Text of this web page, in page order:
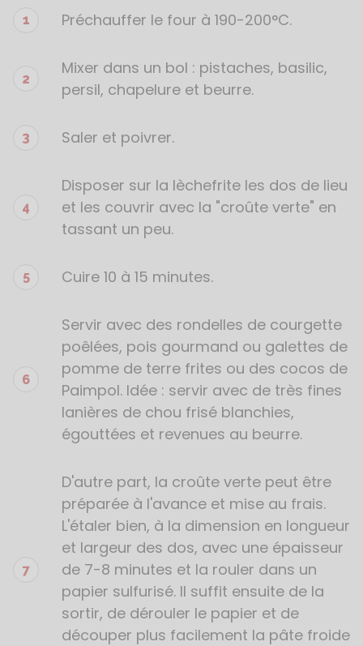
Étapes
recette
Préchauffer le four à 190-200°C.
Mixer dans un bol : pistaches, basilic,
persil, chapelure et beurre.
Saler et poivrer.
Disposer sur la lèchefrite les dos de lieu
et les couvrir avec la "croûte verte" en
tassant un peu.
Cuire 10 à 15 minutes.
Servir avec des rondelles de courgette
poêlées, pois gourmand ou galettes de
pomme de terre frites ou des cocos de
Paimpol. Idée : servir avec de très fines
lanières de chou frisé blanchies,
égouttées et revenues au beurre.
D'autre part, la croûte verte peut être
préparée à l'avance et mise au frais.
L'étaler bien, à la dimension en longueur
et largeur des dos, avec une épaisseur
de 7-8 minutes et la rouler dans un
papier sulfurisé. Il suffit ensuite de la
sortir, de dérouler le papier et de
découper plus facilement la pâte froide